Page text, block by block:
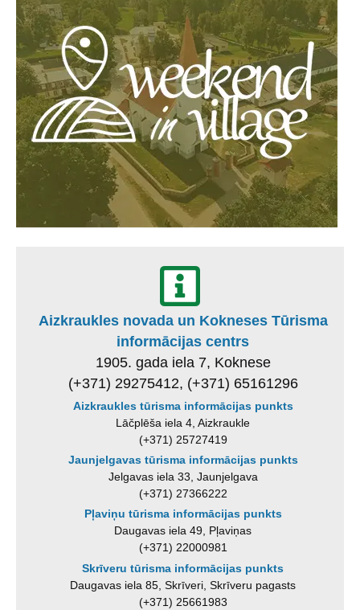
Aizkraukles novada un Kokneses Tūrisma
informācijas centrs
1905. gada iela 7, Koknese
(+371) 29275412, (+371) 65161296
Aizkraukles tūrisma informācijas punkts
Lāčplēša iela 4, Aizkraukle
(+371) 25727419
Jaunjelgavas tūrisma informācijas punkts
Jelgavas iela 33, Jaunjelgava
(+371) 27366222
Pļaviņu tūrisma informācijas punkts
Daugavas iela 49, Pļaviņas
(+371) 22000981
Skrīveru tūrisma informācijas punkts
Daugavas iela 85, Skrīveri, Skrīveru pagasts
(+371) 25661983